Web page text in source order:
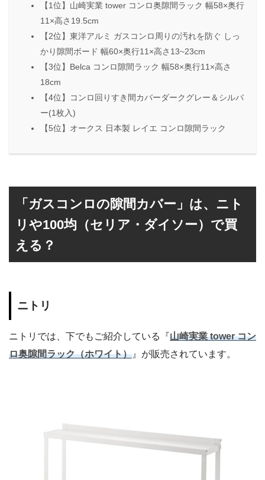
【1位】山崎実業 tower コンロ奥隙間ラック 幅58×奥行
11×高さ19.5cm
【2位】東洋アルミ ガスコンロ周りの汚れを防ぐ しっ
かり隙間ボード 幅60×奥行11×高さ13~23cm
【3位】Belca コンロ隙間ラック 幅58×奥行11×高さ
18cm
【4位】コンロ回りすき間カバーダークグレー＆シルバ
ー(1枚入)
【5位】オークス 日本製 レイエ コンロ隙間ラック
「ガスコンロの隙間カバー」は、ニト
リや100均（セリア・ダイソー）で買
える？
ニトリ
ニトリでは、下でもご紹介している『山崎実業 tower コン
ロ奥隙間ラック（ホワイト） 』が販売されています。